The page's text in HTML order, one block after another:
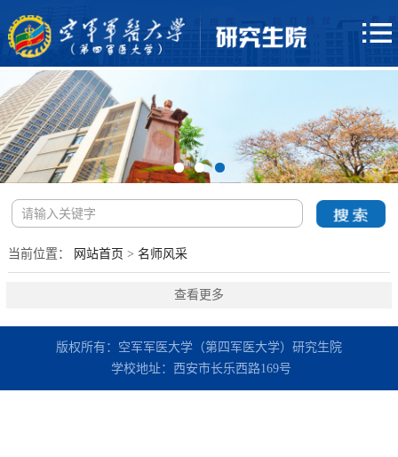
当前位置： 网站首页 > 名师风采
查看更多
版权所有：空军军医大学（第四军医大学）研究生院
学校地址：西安市长乐西路169号